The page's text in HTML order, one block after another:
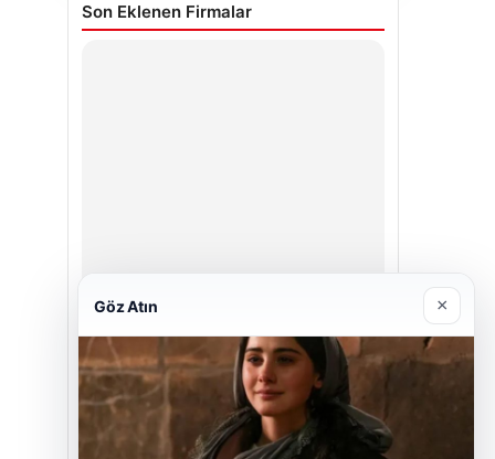
Son Eklenen Firmalar
Enes Kaplan Avukatlık Bürosu
Nisan 28, 2026
Göz Atın ×